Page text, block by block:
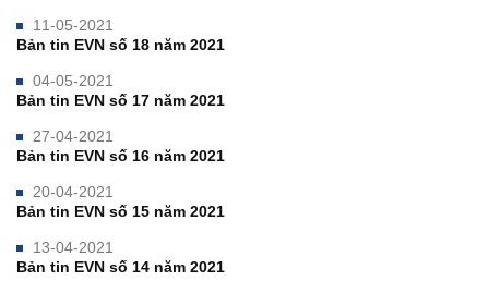
11-05-2021
Bản tin EVN số 18 năm 2021
04-05-2021
Bản tin EVN số 17 năm 2021
27-04-2021
Bản tin EVN số 16 năm 2021
20-04-2021
Bản tin EVN số 15 năm 2021
13-04-2021
Bản tin EVN số 14 năm 2021